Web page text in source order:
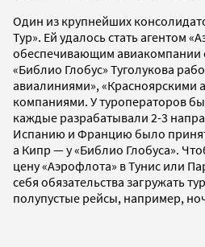
Один из крупнейших
Тур». Ей удалось стать агентом
обеспечивающим авиакомпании
«Библио Глобус» Туголукова
авиалиниями», «Красноярскими
компаниями. У туроператоров
каждые разрабатывали 2-3
Испанию и Францию было
а Кипр — у «Библио Глобуса».
цену «Аэрофлота» в Тунис или
себя обязательства загружать
полупустые рейсы, например,